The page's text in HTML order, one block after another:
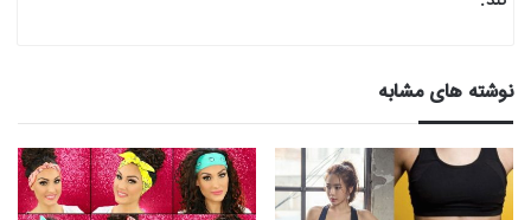
نوشته های مشابه